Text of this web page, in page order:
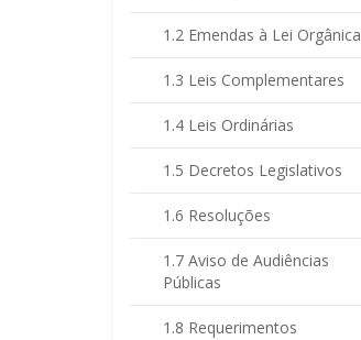
1.2 Emendas à Lei Orgânica
1.3 Leis Complementares
1.4 Leis Ordinárias
1.5 Decretos Legislativos
1.6 Resoluções
1.7 Aviso de Audiências
Públicas
1.8 Requerimentos